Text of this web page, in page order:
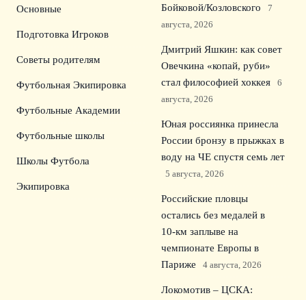
Основные
Подготовка Игроков
Советы родителям
Футбольная Экипировка
Футбольные Академии
Футбольные школы
Школы Футбола
Экипировка
Бойковой/Козловского
7
августа, 2026
Дмитрий Яшкин: как совет
Овечкина «копай, руби»
стал философией хоккея
6
августа, 2026
Юная россиянка принесла
России бронзу в прыжках в
воду на ЧЕ спустя семь лет
5 августа, 2026
Российские пловцы
остались без медалей в
10‑км заплыве на
чемпионате Европы в
Париже
4 августа, 2026
Локомотив – ЦСКА: